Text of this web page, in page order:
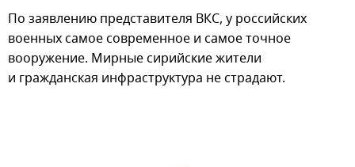
По заявлению представителя ВКС, у российских
военных самое современное и самое точное
вооружение. Мирные сирийские жители
и гражданская инфраструктура не страдают.